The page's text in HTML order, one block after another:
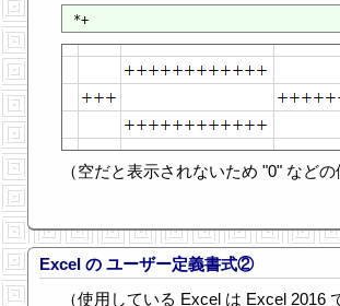
（空だと表示されないため "0" など
Excel の ユーザー定義書式②
（使用している Excel は Excel 2016